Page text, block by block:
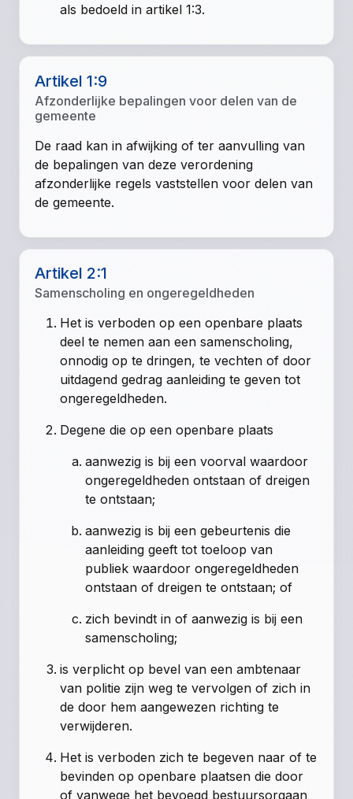
als bedoeld in artikel 1:3.
Artikel 1:9
Afzonderlijke bepalingen voor delen van de
gemeente
De raad kan in afwijking of ter aanvulling van
de bepalingen van deze verordening
afzonderlijke regels vaststellen voor delen van
de gemeente.
Artikel 2:1
Samenscholing en ongeregeldheden
Het is verboden op een openbare plaats
deel te nemen aan een samenscholing,
onnodig op te dringen, te vechten of door
uitdagend gedrag aanleiding te geven tot
ongeregeldheden.
Degene die op een openbare plaats
aanwezig is bij een voorval waardoor
ongeregeldheden ontstaan of dreigen
te ontstaan;
aanwezig is bij een gebeurtenis die
aanleiding geeft tot toeloop van
publiek waardoor ongeregeldheden
ontstaan of dreigen te ontstaan; of
zich bevindt in of aanwezig is bij een
samenscholing;
is verplicht op bevel van een ambtenaar
van politie zijn weg te vervolgen of zich in
de door hem aangewezen richting te
verwijderen.
Het is verboden zich te begeven naar of te
bevinden op openbare plaatsen die door
of vanwege het bevoegd bestuursorgaan